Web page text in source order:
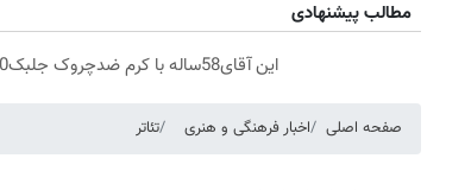
مطالب پیشنهادی
این آقای58ساله با کرم ضدچروک جلبک10سال جوان شد(سفارش با تخفیف)
صفحه اصلی اخبار فرهنگی و هنری تئاتر